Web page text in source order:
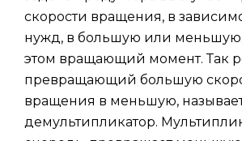
скорости вращения, в
нужд, в большую или
этом вращающий момент. Так
превращающий большую
вращения в меньшую,
демультипликатор.